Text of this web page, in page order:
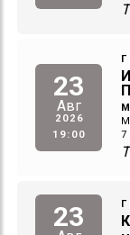
23
Авг
2026
19:00
7
23